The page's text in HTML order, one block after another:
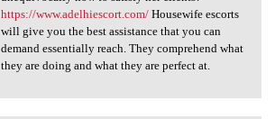
https://www.adelhiescort.com/Housewife escorts
will give you the best assistance that you can
demand essentially reach. They comprehend what
they are doing and what they are perfect at.